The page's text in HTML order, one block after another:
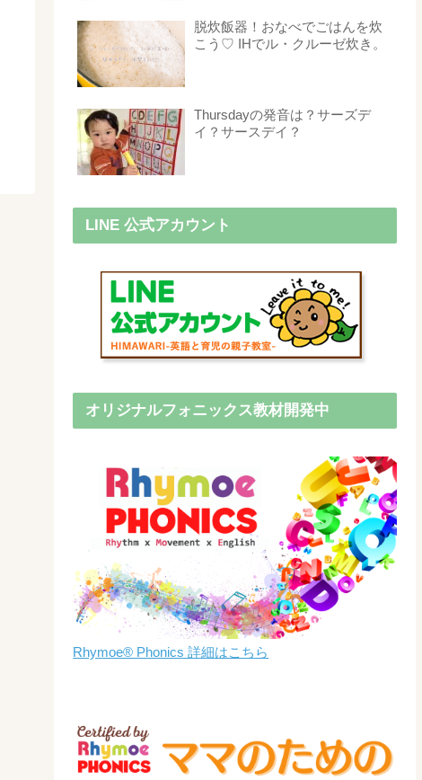
脱炊飯器！おなべでごはんを炊
こう♡ IHでル・クルーゼ炊き。
Thursdayの発音は？サーズデ
イ？サースデイ？
LINE 公式アカウント
オリジナルフォニックス教材開発中
Rhymoe® Phonics 詳細はこちら